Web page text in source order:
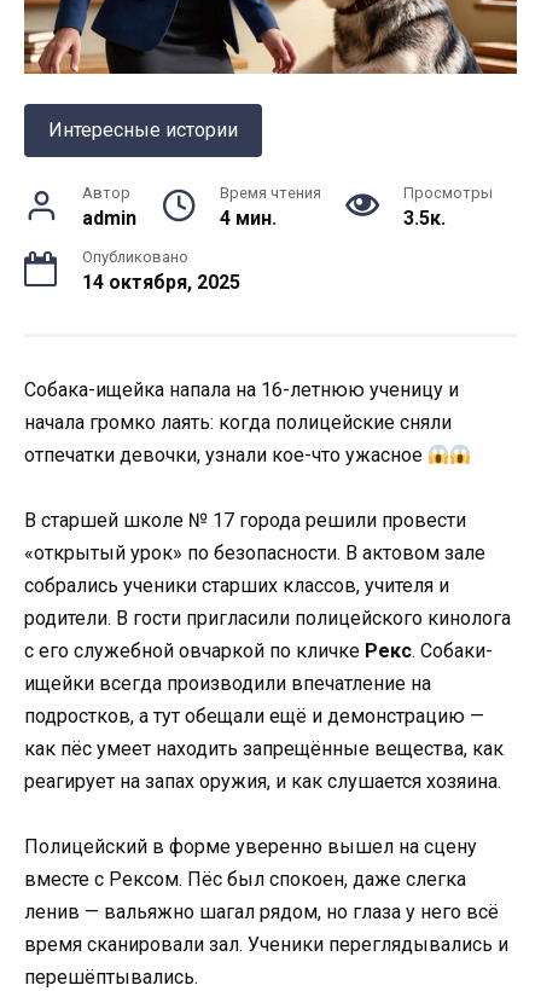
Интересные истории
Автор
admin
Время чтения
4 мин.
Просмотры
3.5к.
Опубликовано
14 октября, 2025
Собака-ищейка напала на 16-летнюю ученицу и
начала громко лаять: когда полицейские сняли
отпечатки девочки, узнали кое-что ужасное
В старшей школе № 17 города решили провести
«открытый урок» по безопасности. В актовом зале
собрались ученики старших классов, учителя и
родители. В гости пригласили полицейского кинолога
с его служебной овчаркой по кличке Рекс. Собаки-
ищейки всегда производили впечатление на
подростков, а тут обещали ещё и демонстрацию —
как пёс умеет находить запрещённые вещества, как
реагирует на запах оружия, и как слушается хозяина.
Полицейский в форме уверенно вышел на сцену
вместе с Рексом. Пёс был спокоен, даже слегка
ленив — вальяжно шагал рядом, но глаза у него всё
время сканировали зал. Ученики переглядывались и
перешёптывались.